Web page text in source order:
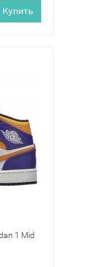
Купить
1 Mid